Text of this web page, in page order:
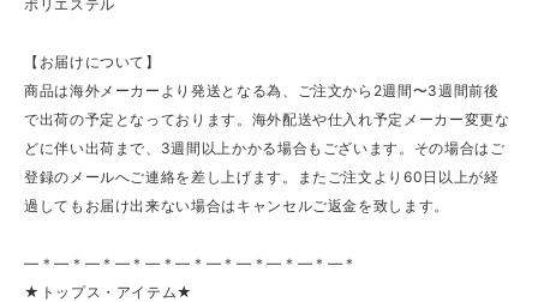
ポリエステル
【お届けについて】
商品は海外メーカーより発送となる為、ご注文から2週間〜3週間前後
で出荷の予定となっております。海外配送や仕入れ予定メーカー変更な
どに伴い出荷まで、3週間以上かかる場合もございます。その場合はご
登録のメールへご連絡を差し上げます。またご注文より60日以上が経
過してもお届け出来ない場合はキャンセルご返金を致します。
—＊—＊—＊—＊—＊—＊—＊—＊—＊—＊—＊
★トップス・アイテム★